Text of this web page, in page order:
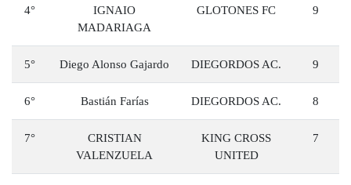
4°
IGNAIO
MADARIAGA
GLOTONES FC 9
5° Diego Alonso Gajardo DIEGORDOS AC. 9
6° Bastián Farías DIEGORDOS AC. 8
7°
CRISTIAN
VALENZUELA
KING CROSS
UNITED
7